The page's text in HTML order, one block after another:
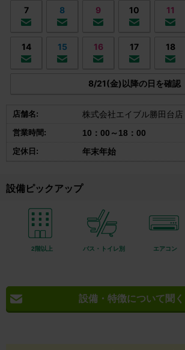
7
8 9 10 11
14 15 16 17 18
8/21(金)以降の日を確認
店舗名: 株式会社エイブル勝田台店
営業時間: 10：00～18：00
定休日: 年末年始
設備ピックアップ
2階以上 バス・トイレ別 エアコン
設備・特徴について聞く